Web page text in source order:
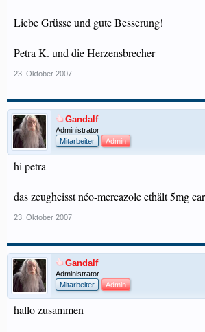
Liebe Grüsse und gute Besserung!
Petra K. und die Herzensbrecher
23. Oktober 2007
Gandalf
Administrator
Mitarbeiter
Admin
hi petra
das zeugheisst néo-mercazole ethält 5mg
23. Oktober 2007
Gandalf
Administrator
Mitarbeiter
Admin
hallo zusammen